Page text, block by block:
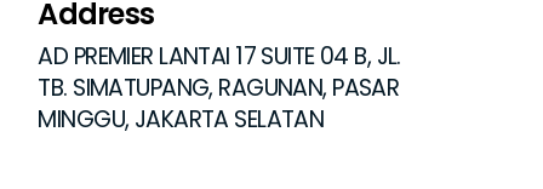
Address
AD PREMIER LANTAI 17 SUITE 04 B, JL.
TB. SIMATUPANG, RAGUNAN, PASAR
MINGGU, JAKARTA SELATAN